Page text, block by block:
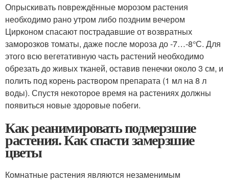
Опрыскивать повреждённые морозом растения
необходимо рано утром либо поздним вечером
Цирконом спасают пострадавшие от возвратных
заморозков томаты, даже после мороза до -7…-8°С. Для
этого всю вегетативную часть растений необходимо
обрезать до живых тканей, оставив пенечки около 3 см, и
полить под корень раствором препарата (1 мл на 8 л
воды). Спустя некоторое время на растениях должны
появиться новые здоровые побеги.
Как реанимировать подмерзшие
растения. Как спасти замерзшие
цветы
Комнатные растения являются незаменимым